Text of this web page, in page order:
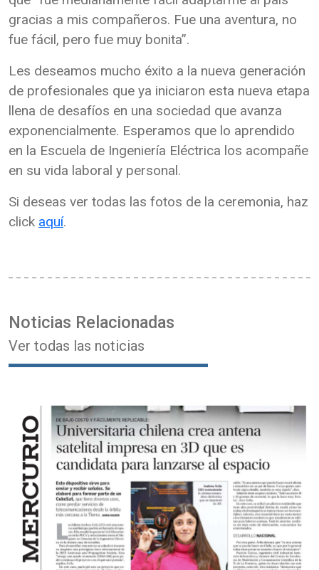
gracias a mis compañeros. Fue una aventura, no
fue fácil, pero fue muy bonita”.
Les deseamos mucho éxito a la nueva generación
de profesionales que ya iniciaron esta nueva etapa
llena de desafíos en una sociedad que avanza
exponencialmente. Esperamos que lo aprendido
en la Escuela de Ingeniería Eléctrica los acompañe
en su vida laboral y personal.
Si deseas ver todas las fotos de la ceremonia, haz
click aquí.
Noticias Relacionadas
Ver todas las noticias